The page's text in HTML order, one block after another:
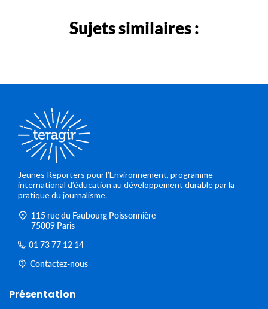
Sujets similaires :
Jeunes Reporters pour l’Environnement, programme
international d’éducation au développement durable par la
pratique du journalisme.
115 rue du Faubourg Poissonnière
75009 Paris
01 73 77 12 14
Contactez-nous
Présentation